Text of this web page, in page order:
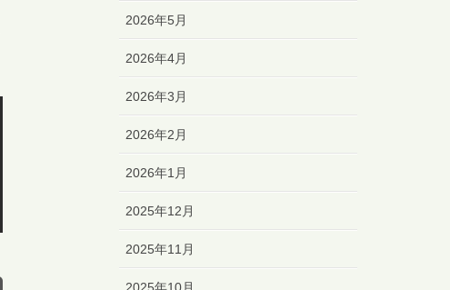
2026年5月
2026年4月
2026年3月
2026年2月
2026年1月
2025年12月
2025年11月